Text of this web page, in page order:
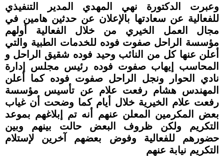
وعبرت الدكتورة نهي المهدي المدير التنفيذي
للفعالية عن سعادتها بالإعلان عن حدثين هامين في
مجال العمل الخيري من خلال الفعالية أولهم
مؤسسة الراحل صفوت فوده للخدمات الطبية والتي
أعلن عنها كل من النائب وحيد فوده شقيق الراحل و
المحاسب إيهاب صفوت فوده رئيس مجلس إدارة
نادي الحوار ونجل الراحل صفوت فوده كما أعلن
المهندس هشام رفعت علام عن تأسيس مؤسسة
رفعت علام الخيرية خلال أيام كما وضحت أن غياب
بعض المكرمين المعلن عنهم أنه تم إبلاغهم بموعد
التكريم ولكن ظروف البعض حالت بينهم وبين
حضورهم للفعالية وفوض بعضهم آخرين لإستلام
التكريم نيابة عنهم